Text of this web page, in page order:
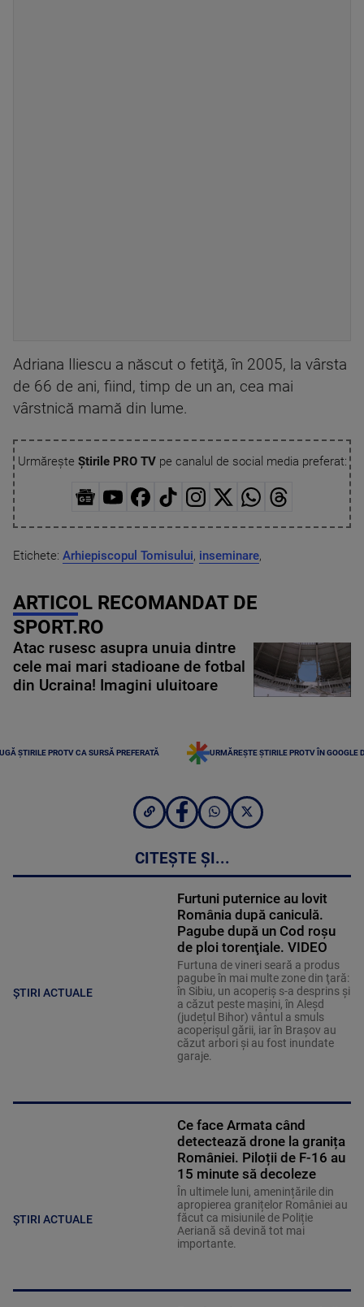
Adriana Iliescu a născut o fetiţă, în 2005, la vârsta
de 66 de ani, fiind, timp de un an, cea mai
vârstnică mamă din lume.
Urmărește Știrile PRO TVpe canalul de social media preferat:
Etichete: Arhiepiscopul Tomisului, inseminare,
ARTICOL RECOMANDAT DE
SPORT.RO
Atac rusesc asupra unuia dintre
cele mai mari stadioane de fotbal
din Ucraina! Imagini uluitoare
ȘTIRILE PROTV CA SURSĂ PREFERATĂ URMĂREȘTE ȘTIRILE PROTV ÎN GOOGLE
CITEȘTE ȘI...
ȘTIRI ACTUALE
Furtuni puternice au lovit
România după caniculă.
Pagube după un Cod roşu
de ploi torenţiale. VIDEO
Furtuna de vineri seară a produs
pagube în mai multe zone din ţară:
în Sibiu, un acoperiş s-a desprins și
a căzut peste maşini, în Aleşd
(județul Bihor) vântul a smuls
acoperişul gării, iar în Braşov au
căzut arbori şi au fost inundate
garaje.
ȘTIRI ACTUALE
Ce face Armata când
detectează drone la granița
României. Piloții de F-16 au
15 minute să decoleze
În ultimele luni, amenințările din
apropierea granițelor României au
făcut ca misiunile de Poliție
Aeriană să devină tot mai
importante.